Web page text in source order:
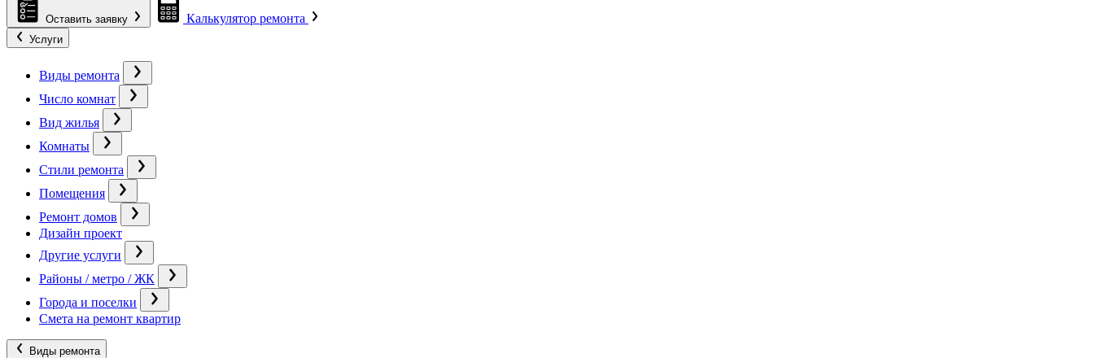
Оставить заявку Калькулятор ремонта
Услуги
Виды ремонта
Число комнат
Вид жилья
Комнаты
Стили ремонта
Помещения
Ремонт домов
Дизайн проект
Другие услуги
Районы / метро / ЖК
Города и поселки
Смета на ремонт квартир
Виды ремонта